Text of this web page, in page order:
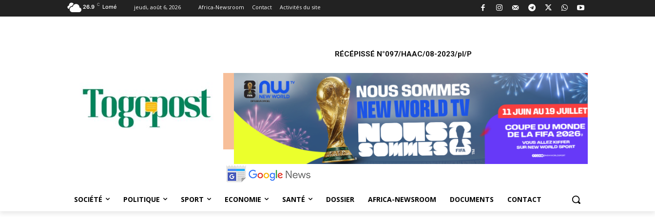
26.9 C Lomé jeudi, août 6, 2026 Africa-Newsroom Contact Activités du site
RÉCÉPISSÉ N°097/HAAC/08-2023/pl/P
SOCIÉTÉ POLITIQUE SPORT ECONOMIE SANTÉ DOSSIER AFRICA-NEWSROOM DOCUMENTS CONTACT